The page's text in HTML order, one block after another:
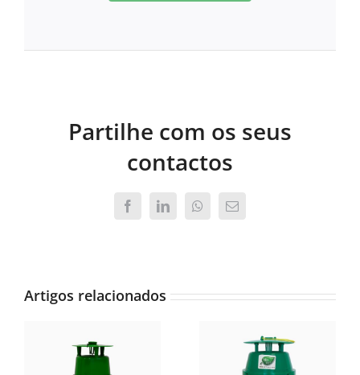
Partilhe com os seus
contactos
FacebookLinkedInWhatsApp
Email
Artigos relacionados